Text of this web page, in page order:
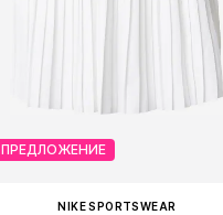
ПРЕДЛОЖЕНИЕ
NIKE SPORTSWEAR